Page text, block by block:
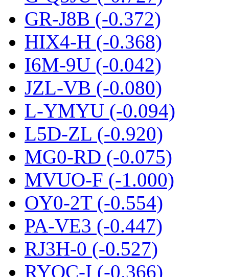
GR-J8B (-0.372)
HIX4-H (-0.368)
I6M-9U (-0.042)
JZL-VB (-0.080)
L-YMYU (-0.094)
L5D-ZL (-0.920)
MG0-RD (-0.075)
MVUO-F (-1.000)
OY0-2T (-0.554)
PA-VE3 (-0.447)
RJ3H-0 (-0.527)
RYQC-I (-0.366)